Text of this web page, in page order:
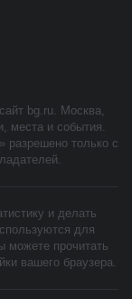
bg.ru. Москва,
места и события.
разрешено только с
и делать
для
можете прочитать
вашего браузера.